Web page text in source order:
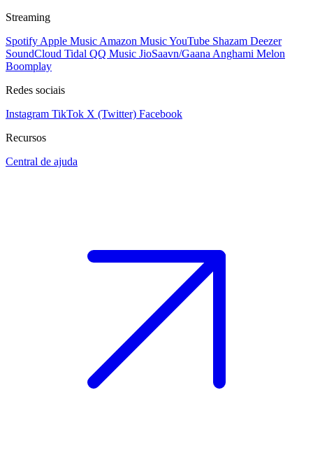
Streaming
Spotify Apple Music Amazon MusicYouTube Shazam Deezer
SoundCloud Tidal QQ Music JioSaavn/Gaana Anghami Melon
Boomplay
Redes sociais
Instagram TikTok X (Twitter) Facebook
Recursos
Central de ajuda